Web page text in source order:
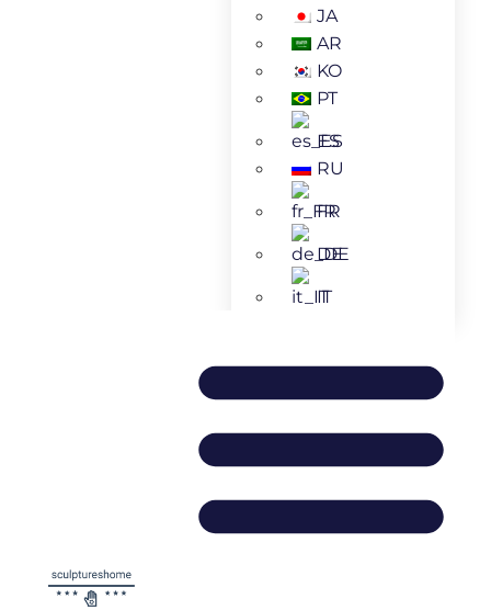
JA
AR
KO
PT
ES
RU
FR
DE
IT